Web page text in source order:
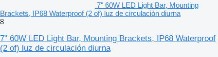
7" 60W LED Light Bar, Mounting
Brackets, IP68 Waterproof (2 of) luz de circulación diurna
8
7" 60W LED Light Bar, Mounting Brackets, IP68 Waterproof
(2 of) luz de circulación diurna